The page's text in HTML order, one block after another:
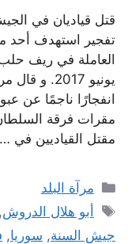
قتل قياديان في
تفجير استهدف أحد
يونيو
انفجارًا ناجمًا عن
مقرات فرقة
مقتل القياديين في …
التصنيفات
مرآة البلد
الوسوم
أبو هلال الدروش,
جيش السنة, سوريا,